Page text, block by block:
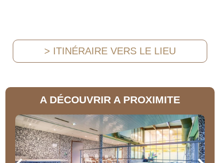
> ITINÉRAIRE VERS LE LIEU
A DÉCOUVRIR A PROXIMITE